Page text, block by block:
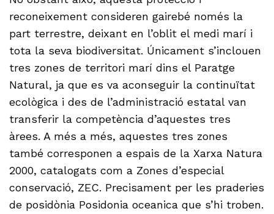
reconeixement consideren gairebé només la
part terrestre, deixant en l’oblit el medi marí i
tota la seva biodiversitat. Únicament s’inclouen
tres zones de territori marí dins el Paratge
Natural, ja que es va aconseguir la continuïtat
ecològica i des de l’administració estatal van
transferir la competència d’aquestes tres
àrees. A més a més, aquestes tres zones
també corresponen a espais de la Xarxa Natura
2000, catalogats com a Zones d’especial
conservació, ZEC. Precisament per les praderies
de posidònia Posidonia oceanica que s’hi troben.